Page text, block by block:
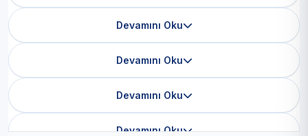
Devamını Oku
Devamını Oku
Devamını Oku
Devamını Oku